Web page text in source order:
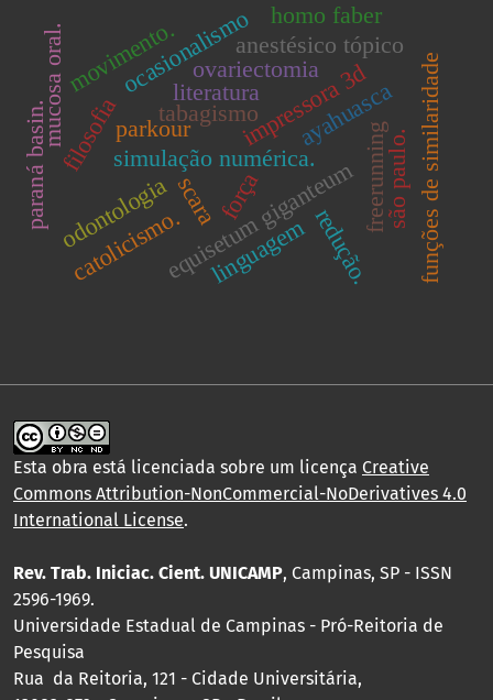
impressora 3d
scara
simulação numérica.
equisetum giganteum
ovariectomia
ayahuasca
tabagismo
redução.
ocasionalismo
força
movimento. anestésico tópico
odontologia
mucosa oral.
paraná basin. parkour freerunningsão paulo.funções de similaridade
literatura
filosofia
catolicismo.
homo faber
linguagem
Esta obra está licenciada sobre um licença Creative
Commons Attribution-NonCommercial-NoDerivatives 4.0
International License.
Rev. Trab. Iniciac. Cient. UNICAMP, Campinas, SP - ISSN
2596-1969.
Universidade Estadual de Campinas - Pró-Reitoria de
Pesquisa
Rua da Reitoria, 121 - Cidade Universitária,